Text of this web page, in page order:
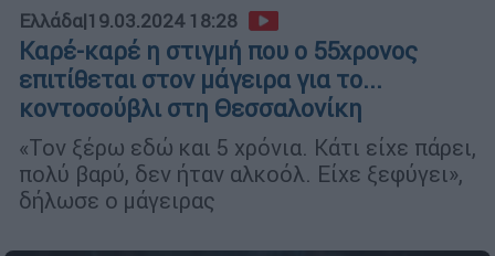
Ελλάδα|19.03.2024 18:28
Καρέ-καρέ η στιγμή που ο 55χρονος
επιτίθεται στον μάγειρα για το...
κοντοσούβλι στη Θεσσαλονίκη
«Τον ξέρω εδώ και 5 χρόνια. Κάτι είχε πάρει,
πολύ βαρύ, δεν ήταν αλκοόλ. Είχε ξεφύγει»,
δήλωσε ο μάγειρας